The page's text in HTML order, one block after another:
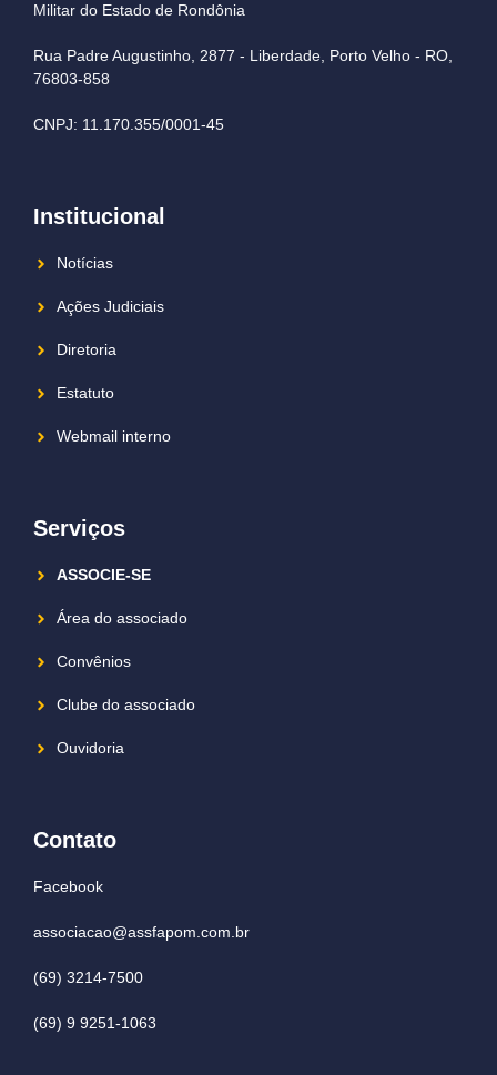
Militar do Estado de Rondônia
Rua Padre Augustinho, 2877 - Liberdade, Porto Velho - RO,
76803-858
CNPJ: 11.170.355/0001-45
Institucional
Notícias
Ações Judiciais
Diretoria
Estatuto
Webmail interno
Serviços
ASSOCIE-SE
Área do associado
Convênios
Clube do associado
Ouvidoria
Contato
Facebook
associacao@assfapom.com.br
(69) 3214-7500
(69) 9 9251-1063